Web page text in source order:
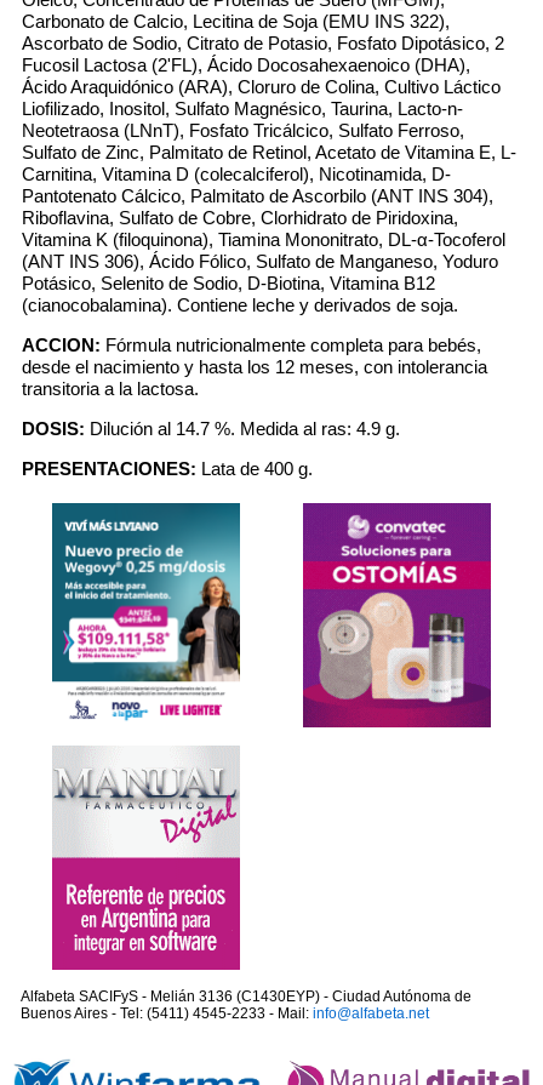
Carbonato de Calcio, Lecitina de Soja (EMU INS 322),
Ascorbato de Sodio, Citrato de Potasio, Fosfato Dipotásico, 2
Fucosil Lactosa (2'FL), Ácido Docosahexaenoico (DHA),
Ácido Araquidónico (ARA), Cloruro de Colina, Cultivo Láctico
Liofilizado, Inositol, Sulfato Magnésico, Taurina, Lacto-n-
Neotetraosa (LNnT), Fosfato Tricálcico, Sulfato Ferroso,
Sulfato de Zinc, Palmitato de Retinol, Acetato de Vitamina E, L-
Carnitina, Vitamina D (colecalciferol), Nicotinamida, D-
Pantotenato Cálcico, Palmitato de Ascorbilo (ANT INS 304),
Riboflavina, Sulfato de Cobre, Clorhidrato de Piridoxina,
Vitamina K (filoquinona), Tiamina Mononitrato, DL-α-Tocoferol
(ANT INS 306), Ácido Fólico, Sulfato de Manganeso, Yoduro
Potásico, Selenito de Sodio, D-Biotina, Vitamina B12
(cianocobalamina). Contiene leche y derivados de soja.
ACCION: Fórmula nutricionalmente completa para bebés,
desde el nacimiento y hasta los 12 meses, con intolerancia
transitoria a la lactosa.
DOSIS: Dilución al 14.7 %. Medida al ras: 4.9 g.
PRESENTACIONES: Lata de 400 g.
Alfabeta SACIFyS - Melián 3136 (C1430EYP) - Ciudad Autónoma de
Buenos Aires - Tel: (5411) 4545-2233 - Mail: info@alfabeta.net